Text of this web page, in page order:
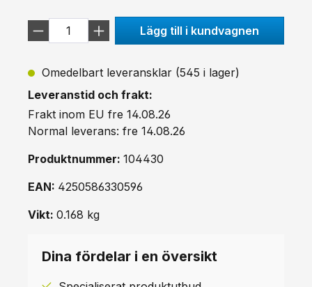
Lägg till i kundvagnen
Omedelbart leveransklar (545 i lager)
Leveranstid och frakt:
Frakt inom EU fre 14.08.26
Normal leverans: fre 14.08.26
Produktnummer: 104430
EAN: 4250586330596
Vikt: 0.168 kg
Dina fördelar i en översikt